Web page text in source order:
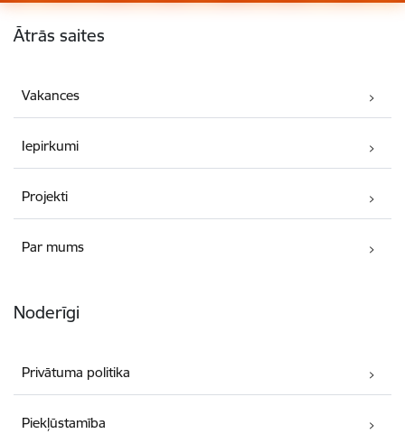
Kājene
Ātrās saites
Vakances
Iepirkumi
Projekti
Par mums
Noderīgi
Privātuma politika
Piekļūstamība